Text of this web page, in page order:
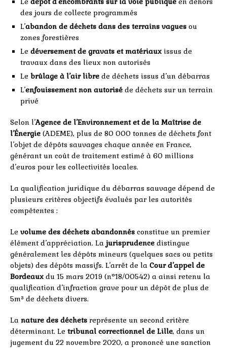
des jours de collecte programmés
L’abandon de déchets dans des terrains vagues ou
zones forestières
Le déversement de gravats et matériaux issus de
travaux dans des lieux non autorisés
Le brûlage à l’air libre de déchets issus d’un débarras
L’enfouissement non autorisé de déchets sur un terrain
privé
Selon l’Agence de l’Environnement et de la Maîtrise de
l’Énergie (ADEME), plus de 80 000 tonnes de déchets font
l’objet de dépôts sauvages chaque année en France,
générant un coût de traitement estimé à 60 millions
d’euros pour les collectivités locales.
La qualification juridique du débarras sauvage dépend de
plusieurs critères objectifs évalués par les autorités
compétentes :
Le volume des déchets abandonnés constitue un premier
élément d’appréciation. La jurisprudence distingue
généralement les dépôts mineurs (quelques sacs ou petits
objets) des dépôts massifs. L’arrêt de la Cour d’appel de
Bordeaux du 15 mars 2019 (n°18/00542) a ainsi retenu la
qualification d’infraction grave pour un dépôt de plus de
5m³ de déchets divers.
La nature des déchets représente un second critère
déterminant. Le tribunal correctionnel de Lille, dans un
jugement du 22 novembre 2020, a prononcé une sanction